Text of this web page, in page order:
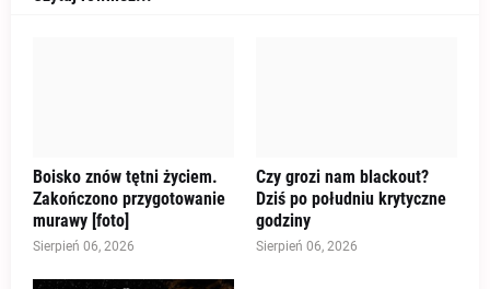
Boisko znów tętni życiem.
Zakończono przygotowanie
murawy [foto]
Sierpień 06, 2026
Czy grozi nam blackout?
Dziś po południu krytyczne
godziny
Sierpień 06, 2026